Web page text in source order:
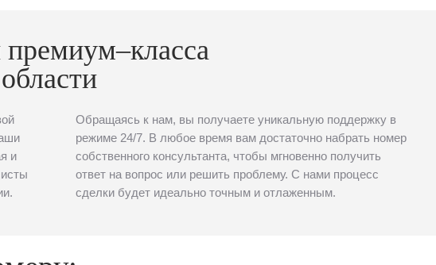
и
Обращаясь к нам, вы получаете уникальную поддержку в
режиме 24/7. В любое время вам достаточно набрать номер
собственного консультанта, чтобы мгновенно получить
ответ на вопрос или решить проблему. С нами процесс
сделки будет идеально точным и отлаженным.